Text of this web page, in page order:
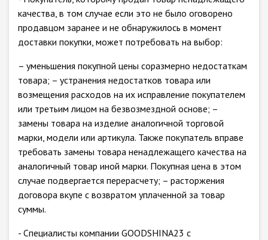
качества, в том случае если это не было оговорено
продавцом заранее и не обнаружилось в момент
доставки покупки, может потребовать на выбор:
– уменьшения покупной цены соразмерно недостаткам
товара; – устранения недостатков товара или
возмещения расходов на их исправление покупателем
или третьим лицом на безвозмездной основе; –
замены товара на изделие аналогичной торговой
марки, модели или артикула. Также покупатель вправе
требовать замены товара ненадлежащего качества на
аналогичный товар иной марки. Покупная цена в этом
случае подвергается перерасчету; – расторжения
договора вкупе с возвратом уплаченной за товар
суммы.
- Специалисты компании GOODSHINA23 с